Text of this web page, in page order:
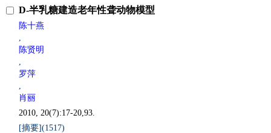
D-半乳糖建造老年性聋动物模型
陈十燕
,
陈贤明
,
罗萍
,
肖丽
2010, 20(7):17-20,93.
[摘要](1517)